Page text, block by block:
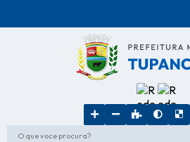
O que voce procura?